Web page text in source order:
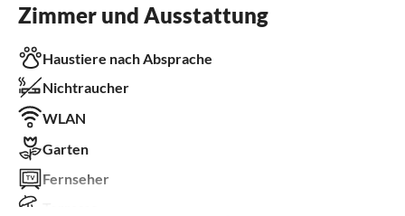
Zimmer und Ausstattung
Haustiere nach Absprache
Nichtraucher
WLAN
Garten
Fernseher